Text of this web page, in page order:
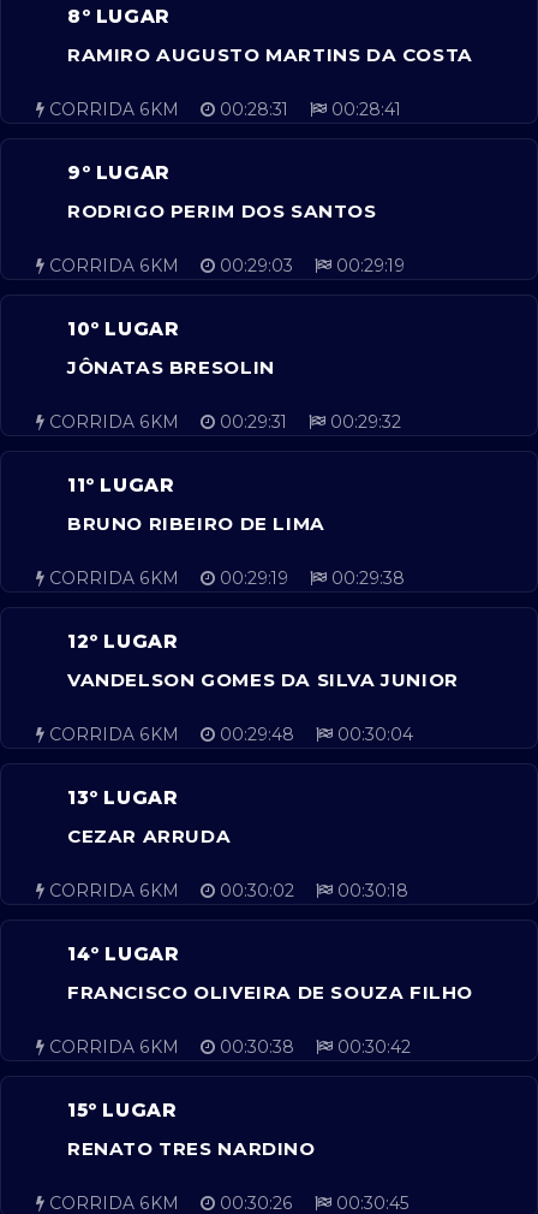
8º LUGAR
RAMIRO AUGUSTO MARTINS DA COSTA
CORRIDA 6KM 00:28:31 00:28:41
9º LUGAR
RODRIGO PERIM DOS SANTOS
CORRIDA 6KM 00:29:03 00:29:19
10º LUGAR
JÔNATAS BRESOLIN
CORRIDA 6KM 00:29:31 00:29:32
11º LUGAR
BRUNO RIBEIRO DE LIMA
CORRIDA 6KM 00:29:19 00:29:38
12º LUGAR
VANDELSON GOMES DA SILVA JUNIOR
CORRIDA 6KM 00:29:48 00:30:04
13º LUGAR
CEZAR ARRUDA
CORRIDA 6KM 00:30:02 00:30:18
14º LUGAR
FRANCISCO OLIVEIRA DE SOUZA FILHO
CORRIDA 6KM 00:30:38 00:30:42
15º LUGAR
RENATO TRES NARDINO
CORRIDA 6KM 00:30:26 00:30:45